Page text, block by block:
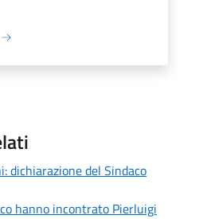
dichiarazione del Sindaco
hanno incontrato Pierluigi